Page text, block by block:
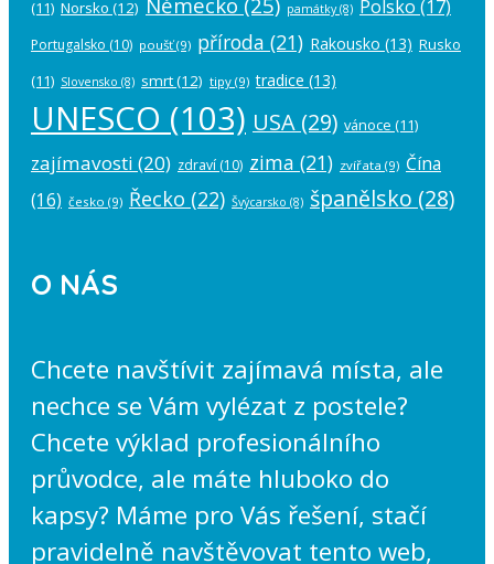
(11) Norsko (12) památky(8) Polsko (17)
Portugalsko (10) poušť(9) příroda (21) Rakousko (13) Rusko
(11) Slovensko (8) smrt(12) tipy (9) tradice (13)
UNESCO (103) USA (29) vánoce (11)
zajímavosti (20) zdraví (10) zima (21) zvířata (9) Čína
(16) česko (9) Řecko (22) Švýcarsko (8) španělsko (28)
O NÁS
Chcete navštívit zajímavá místa, ale
nechce se Vám vylézat z postele?
Chcete výklad profesionálního
průvodce, ale máte hluboko do
kapsy? Máme pro Vás řešení, stačí
pravidelně navštěvovat tento web,